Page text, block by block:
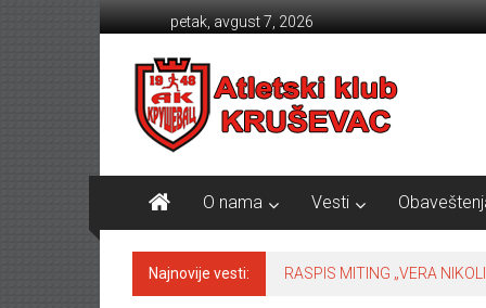
petak, avgust 7, 2026
Atletski klub KRUŠEVAC
O nama Vesti
Najnovije vesti: RASPIS MITING „VERA